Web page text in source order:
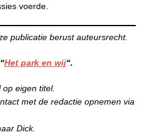
voerde.
publicatie berust auteursrecht.
Het park en wij“.
eigen titel.
met de redactie opnemen via
Dick.